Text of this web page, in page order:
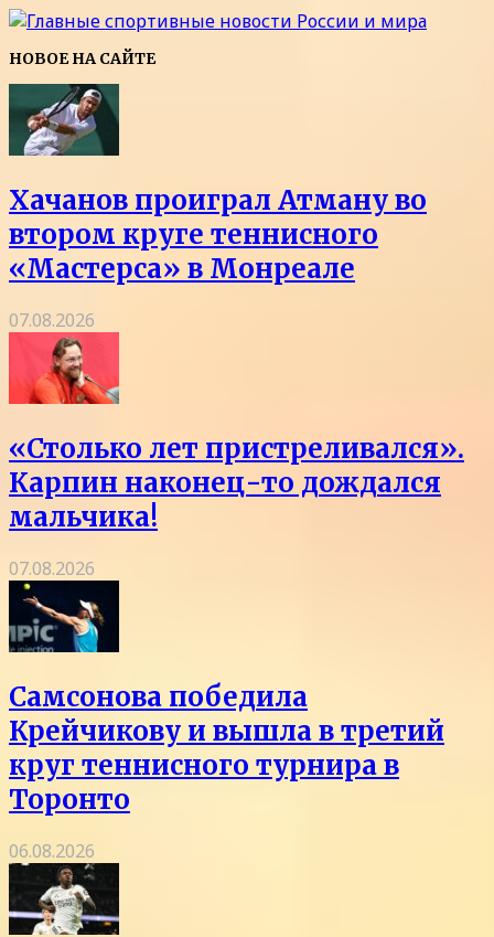
НОВОЕ НА САЙТЕ
Хачанов проиграл Атману во
втором круге теннисного
«Мастерса» в Монреале
07.08.2026
«Столько лет пристреливался».
Карпин наконец-то дождался
мальчика!
07.08.2026
Самсонова победила
Крейчикову и вышла в третий
круг теннисного турнира в
Торонто
06.08.2026